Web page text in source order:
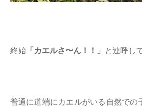
終始「カエルさ〜ん！！」 と連呼し
普通に道端にカエルがいる自然での